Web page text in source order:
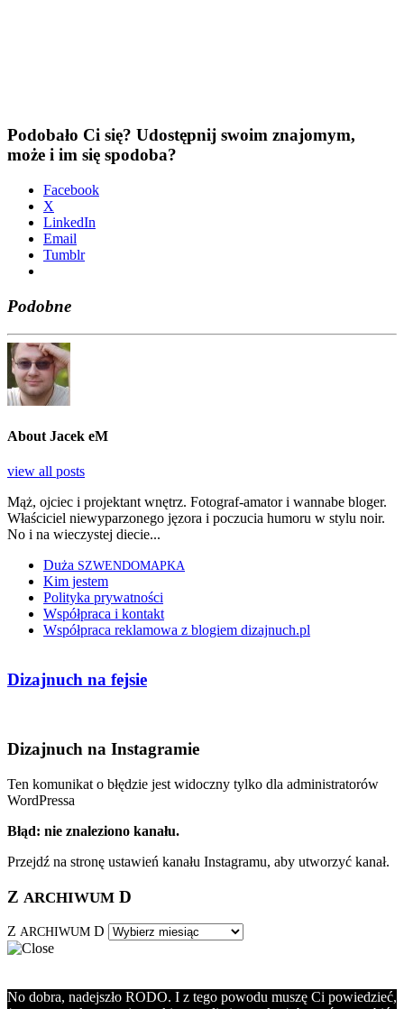
Podobało Ci się? Udostępnij swoim znajomym,
może i im się spodoba?
Face­bo­ok
X
Lin­ke­dIn
Ema­il
Tum­blr
Podobne
About Jacek eM
view all posts
Mąż, ojciec i projektant wnętrz. Fotograf-amator i wannabe bloger.
Właściciel niewyparzonego jęzora i poczucia humoru w stylu noir.
No i na wieczystej diecie...
Duża SZWENDOMAPKA
Kim jestem
Polityka prywatności
Współpraca i kontakt
Współpraca reklamowa z blogiem dizajnuch.pl
Dizajnuch na fejsie
Dizajnuch na Instagramie
Ten komunikat o błędzie jest widoczny tylko dla administratorów
WordPressa
Błąd: nie znaleziono kanału.
Przejdź na stronę ustawień kanału Instagramu, aby utworzyć kanał.
Z ARCHIWUM D
Z ARCHIWUM D
No dobra, nadejszło RODO. I z tego powodu muszę Ci powiedzieć,